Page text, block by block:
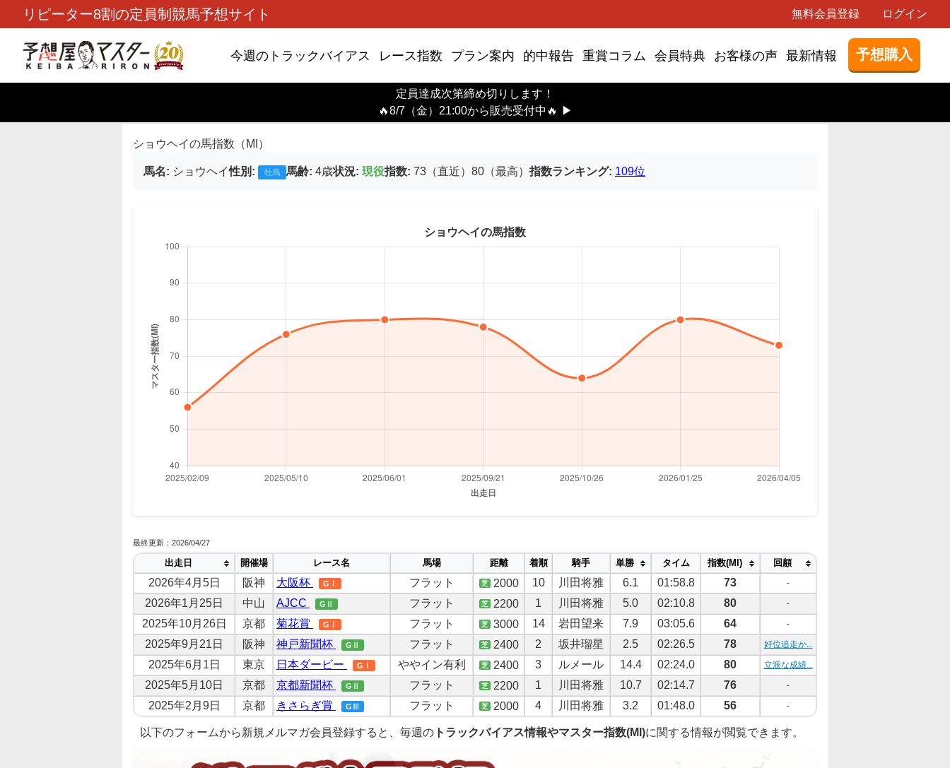
リピーター8割の定員制競馬予想サイト 無料会員登録 ログイン
今週のトラックバイアス レース指数 プラン案内 的中報告 重賞コラム 会員特典 お客様の声 最新情報 予想購入
定員達成次第締め切りします！
🔥8/7（金）21:00から販売受付中🔥
▶
ショウヘイの馬指数（MI）
馬名: ショウヘイ性別: 牡馬 馬齢: 4歳状況: 現役指数: 73（直近）80（最高） 指数ランキング: 109位
最終更新：2026/04/27
出走日 開催場 レース名 馬場 距離 着順 騎手 単勝 タイム 指数(MI) 回顧
2026年4月5日 阪神 大阪杯 GⅠ フラット 芝 2000 10 川田将雅 6.1 01:58.8 73 -
2026年1月25日 中山 AJCC GⅡ フラット 芝 2200 1 川田将雅 5.0 02:10.8 80 -
2025年10月26日 京都 菊花賞 GⅠ フラット 芝 3000 14 岩田望来 7.9 03:05.6 64 -
2025年9月21日 阪神 神戸新聞杯 GⅡ フラット 芝 2400 2 坂井瑠星 2.5 02:26.5 78 好位追走か...
2025年6月1日 東京 日本ダービー GⅠ ややイン有利 芝 2400 3 ルメール 14.4 02:24.0 80 立派な成績...
2025年5月10日 京都 京都新聞杯 GⅡ フラット 芝 2200 1 川田将雅 10.7 02:14.7 76 -
2025年2月9日 京都 きさらぎ賞 GⅢ フラット 芝 2000 4 川田将雅 3.2 01:48.0 56 -
以下のフォームから新規メルマガ会員登録すると、毎週の トラックバイアス情報やマスター指数(MI)に関する情報が閲覧できます。